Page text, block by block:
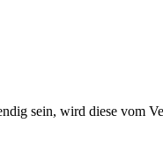
sein, wird diese vom